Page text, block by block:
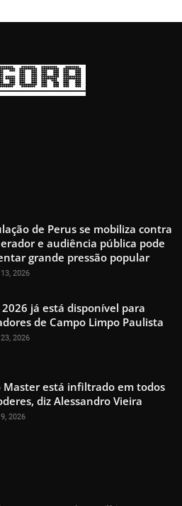
de Perus se mobiliza contra
e audiência pública pode
grande pressão popular
2026
2026 já está disponível para
de Campo Limpo Paulista
2026
Master está infiltrado em todos
diz Alessandro Vieira
2026